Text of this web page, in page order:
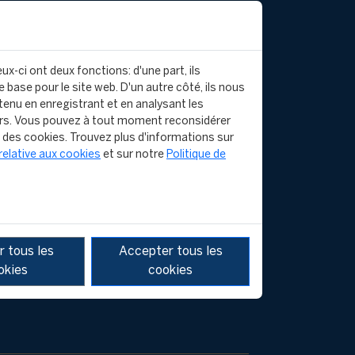
FIFA Football Executive
Programme for MAs
FIFA Diploma in Football Law
ci ont deux fonctions: d'une part, ils
pour le site web. D'un autre côté, ils nous
en enregistrant et en analysant les
Vous pouvez à tout moment reconsidérer
cookies. Trouvez plus d'informations sur
aux cookies et sur notre Politique de
tous les
Accepter tous les
cookies